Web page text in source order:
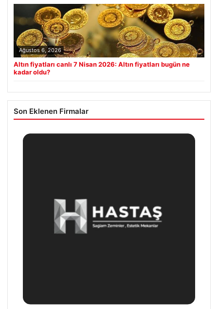
Ağustos 6, 2026
Altın fiyatları canlı 7 Nisan 2026: Altın fiyatları bugün ne
kadar oldu?
Son Eklenen Firmalar